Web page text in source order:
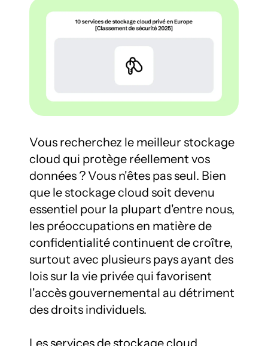
Vous recherchez le meilleur stockage
cloud qui protège réellement vos
données ? Vous n'êtes pas seul. Bien
que le stockage cloud soit devenu
essentiel pour la plupart d'entre nous,
les préoccupations en matière de
confidentialité continuent de croître,
surtout avec plusieurs pays ayant des
lois sur la vie privée qui favorisent
l'accès gouvernemental au détriment
des droits individuels.
Les services de stockage cloud